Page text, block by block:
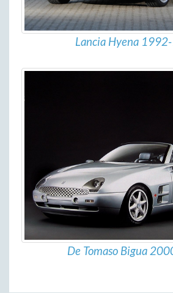
Lancia Hyena
De Tomaso Bigua